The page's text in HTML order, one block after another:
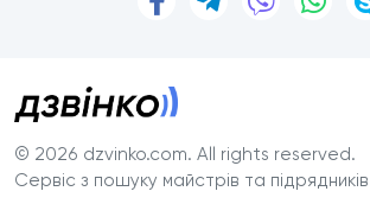
© 2026 dzvinko.com. All rights reserved.
Сервіс з пошуку майстрів та підрядників